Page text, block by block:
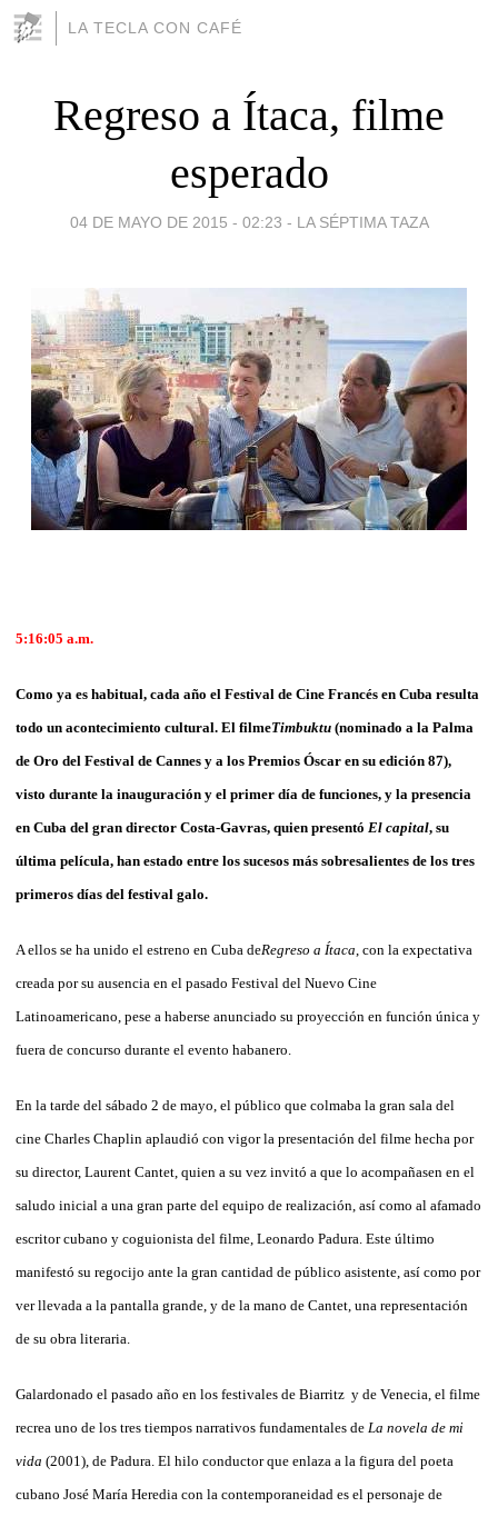
LA TECLA CON CAFÉ
Regreso a Ítaca, filme
esperado
04 DE MAYO DE 2015 - 02:23 - LA SÉPTIMA TAZA
5:16:05 a.m.
Como ya es habitual, cada año el Festival de Cine Francés en Cuba resulta
todo un acontecimiento cultural. El filmeTimbuktu (nominado a la Palma
de Oro del Festival de Cannes y a los Premios Óscar en su edición 87),
visto durante la inauguración y el primer día de funciones, y la presencia
en Cuba del gran director Costa-Gavras, quien presentó El capital, su
última película, han estado entre los sucesos más sobresalientes de los tres
primeros días del festival galo.
A ellos se ha unido el estreno en Cuba deRegreso a Ítaca , con la expectativa
creada por su ausencia en el pasado Festival del Nuevo Cine
Latinoamericano, pese a haberse anunciado su proyección en función única y
fuera de concurso durante el evento habanero.
En la tarde del sábado 2 de mayo, el público que colmaba la gran sala del
cine Charles Chaplin aplaudió con vigor la presentación del filme hecha por
su director, Laurent Cantet, quien a su vez invitó a que lo acompañasen en el
saludo inicial a una gran parte del equipo de realización, así como al afamado
escritor cubano y coguionista del filme, Leonardo Padura. Este último
manifestó su regocijo ante la gran cantidad de público asistente, así como por
ver llevada a la pantalla grande, y de la mano de Cantet, una representación
de su obra literaria.
Galardonado el pasado año en los festivales de Biarritz y de Venecia, el filme
recrea uno de los tres tiempos narrativos fundamentales de La novela de mi
vida (2001), de Padura. El hilo conductor que enlaza a la figura del poeta
cubano José María Heredia con la contemporaneidad es el personaje de